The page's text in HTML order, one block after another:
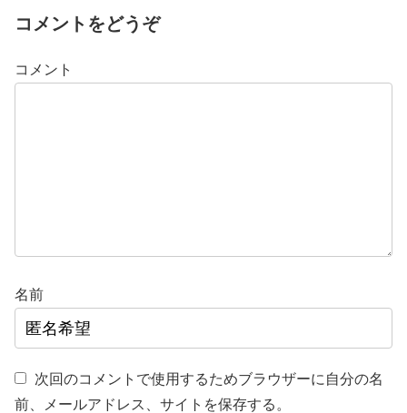
コメントをどうぞ
コメント
名前
次回のコメントで使用するためブラウザーに自分の名
前、メールアドレス、サイトを保存する。